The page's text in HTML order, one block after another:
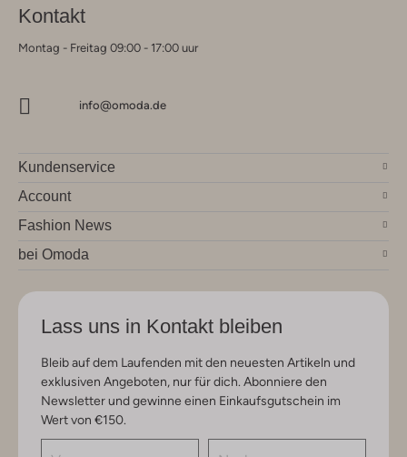
Kontakt
Montag - Freitag 09:00 - 17:00 uur
info@omoda.de
Kundenservice
Account
Fashion News
bei Omoda
Lass uns in Kontakt bleiben
Bleib auf dem Laufenden mit den neuesten Artikeln und
exklusiven Angeboten, nur für dich. Abonniere den
Newsletter und gewinne einen Einkaufsgutschein im
Wert von €150.